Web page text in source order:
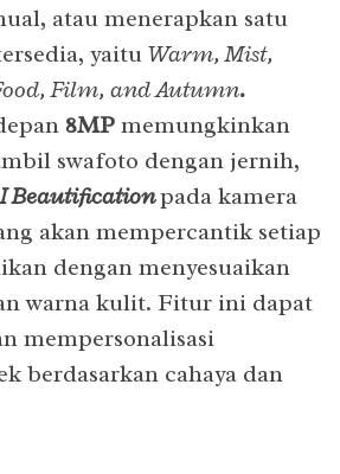
atau menerapkan satu
yaitu Warm, Mist,
Film, and Autumn.
8MP memungkinkan
swafoto dengan jernih,
Beautificationpada kamera
akan mempercantik setiap
dengan menyesuaikan
warna kulit. Fitur ini dapat
mempersonalisasi
berdasarkan cahaya dan